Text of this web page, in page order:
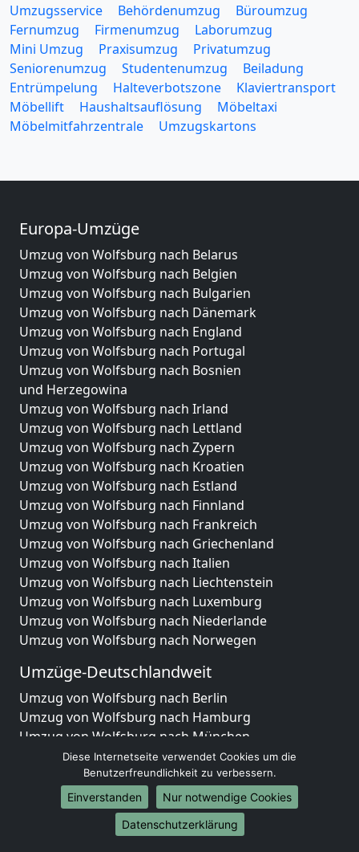
Umzugsservice Behördenumzug
Büroumzug
Fernumzug
Firmenumzug
Laborumzug
Mini Umzug
Praxisumzug
Privatumzug
Seniorenumzug
Studentenumzug
Beiladung
Entrümpelung
Halteverbotszone
Klaviertransport
Möbellift
Haushaltsauflösung
Möbeltaxi
Möbelmitfahrzentrale
Umzugskartons
Europa-Umzüge
Umzug von Wolfsburg nach Belarus
Umzug von Wolfsburg nach Belgien
Umzug von Wolfsburg nach Bulgarien
Umzug von Wolfsburg nach Dänemark
Umzug von Wolfsburg nach England
Umzug von Wolfsburg nach Portugal
Umzug von Wolfsburg nach Bosnien
und Herzegowina
Umzug von Wolfsburg nach Irland
Umzug von Wolfsburg nach Lettland
Umzug von Wolfsburg nach Zypern
Umzug von Wolfsburg nach Kroatien
Umzug von Wolfsburg nach Estland
Umzug von Wolfsburg nach Finnland
Umzug von Wolfsburg nach Frankreich
Umzug von Wolfsburg nach Griechenland
Umzug von Wolfsburg nach Italien
Umzug von Wolfsburg nach Liechtenstein
Umzug von Wolfsburg nach Luxemburg
Umzug von Wolfsburg nach Niederlande
Umzug von Wolfsburg nach Norwegen
Umzüge-Deutschlandweit
Umzug von Wolfsburg nach Berlin
Umzug von Wolfsburg nach Hamburg
Umzug von Wolfsburg nach München
Umzug von Wolfsburg nach Köln
Umzug von Wolfsburg nach Frankfurt am Main
Umzug von Wolfsburg nach Stuttgart
Umzug von Wolfsburg nach Düsseldorf
Umzug von Wolfsburg nach Leipzig
Diese Internetseite verwendet Cookies um die
Benutzerfreundlichkeit zu verbessern.
Einverstanden
Nur notwendige Cookies
Datenschutzerklärung